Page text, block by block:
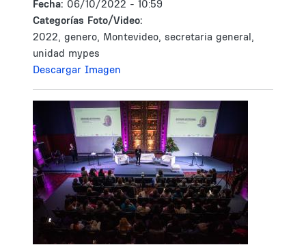
Fecha: 06/10/2022 - 10:59
Categorías Foto/Video:
2022, genero, Montevideo, secretaria general,
unidad mypes
Descargar Imagen